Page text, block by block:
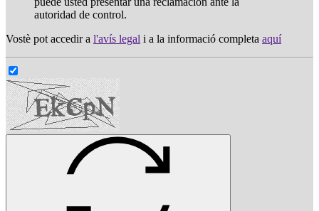
autoridad de control.
Vostè pot accedir a l'avís legal i a la informació completa aquí